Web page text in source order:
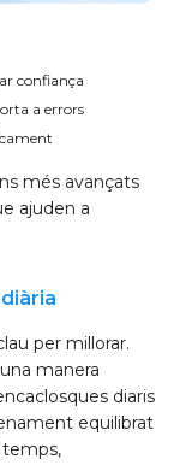
confiança
a errors
més avançats
ajuden a
per millorar.
manera
diaris
equilibrat